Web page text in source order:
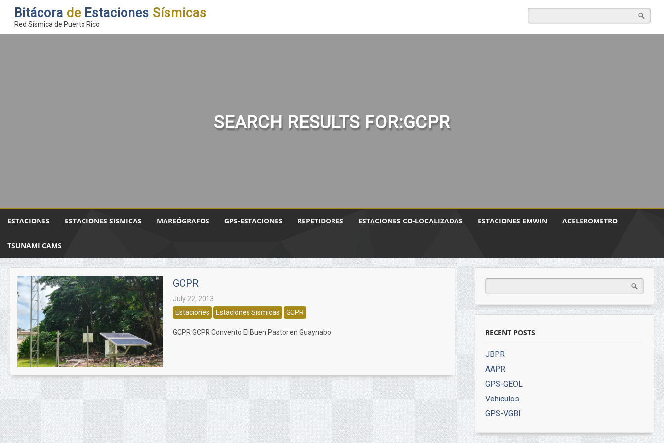
Bitácora de Estaciones Sísmicas
Red Sísmica de Puerto Rico
SEARCH RESULTS FOR:GCPR
ESTACIONES ESTACIONES SISMICAS MAREÓGRAFOS GPS-ESTACIONES REPETIDORES ESTACIONES CO-LOCALIZADAS ESTACIONES EMWIN ACELEROMETRO
TSUNAMI CAMS
GCPR
July 22, 2013
Estaciones
Estaciones Sismicas GCPR
GCPR GCPR Convento El Buen Pastor en Guaynabo RECENT POSTS
JBPR
AAPR
GPS-GEOL
Vehiculos
GPS-VGBI